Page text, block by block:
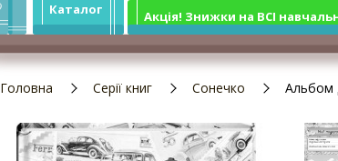
Каталог Акція! Знижки на ВСІ
Головна Серії книг Сонечко Альбом